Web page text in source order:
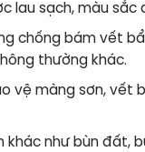
lau sạch, màu sắc
chống bám vết
thường khác.
vệ màng sơn, vết
khác như bùn đất,